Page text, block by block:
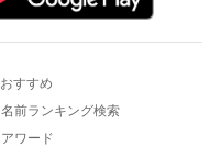
おすすめ
名前ランキング検索
アワード